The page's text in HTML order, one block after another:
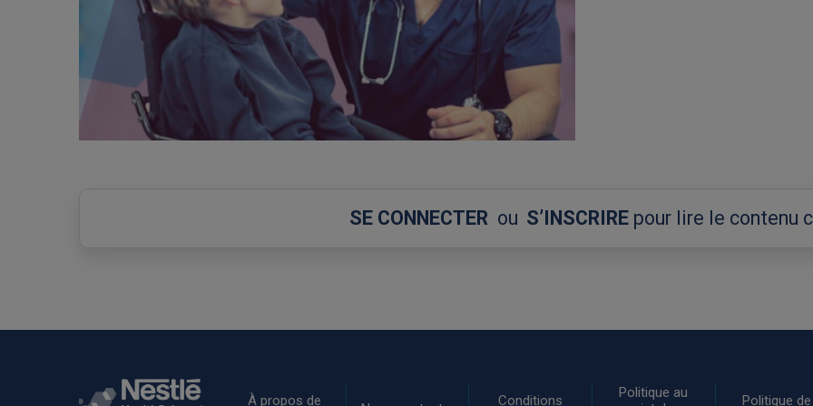
SE CONNECTER ou S’INSCRIRE pour lire le contenu
À propos de Conditions
Politique au
Politique de